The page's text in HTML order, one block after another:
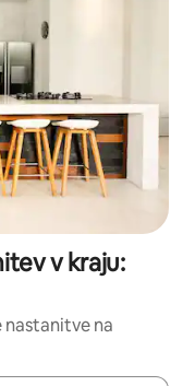
v kraju:
na